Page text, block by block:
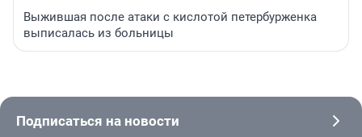
Выжившая после атаки с кислотой петербурженка
выписалась из больницы
Подписаться на новости